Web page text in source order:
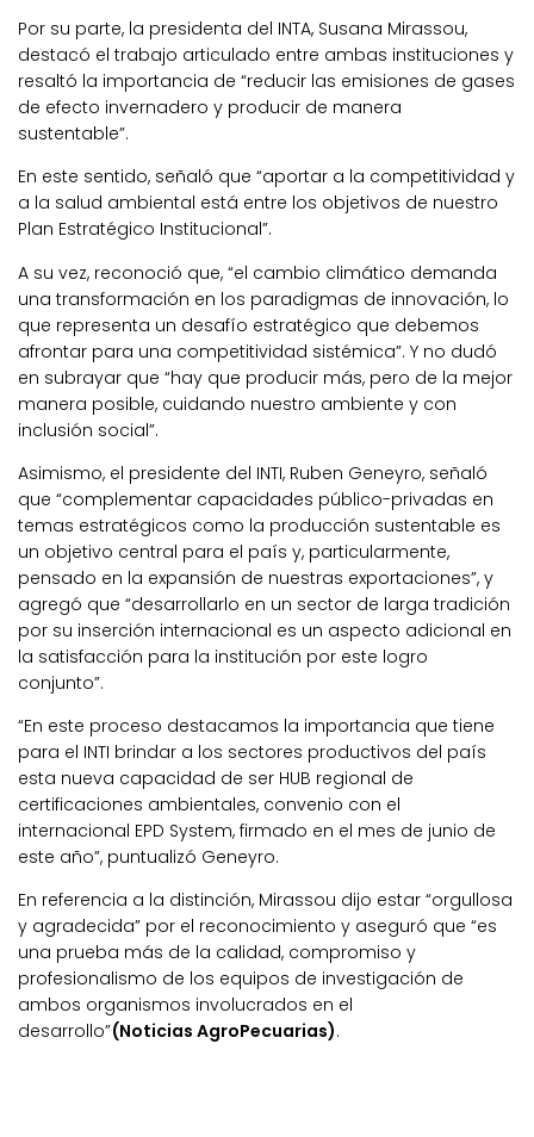
Por su parte, la presidenta del INTA, Susana Mirassou,
destacó el trabajo articulado entre ambas instituciones y
resaltó la importancia de “reducir las emisiones de gases
de efecto invernadero y producir de manera
sustentable”.
En este sentido, señaló que “aportar a la competitividad y
a la salud ambiental está entre los objetivos de nuestro
Plan Estratégico Institucional”.
A su vez, reconoció que, “el cambio climático demanda
una transformación en los paradigmas de innovación, lo
que representa un desafío estratégico que debemos
afrontar para una competitividad sistémica”. Y no dudó
en subrayar que “hay que producir más, pero de la mejor
manera posible, cuidando nuestro ambiente y con
inclusión social”.
Asimismo, el presidente del INTI, Ruben Geneyro, señaló
que “complementar capacidades público-privadas en
temas estratégicos como la producción sustentable es
un objetivo central para el país y, particularmente,
pensado en la expansión de nuestras exportaciones”, y
agregó que “desarrollarlo en un sector de larga tradición
por su inserción internacional es un aspecto adicional en
la satisfacción para la institución por este logro
conjunto”.
“En este proceso destacamos la importancia que tiene
para el INTI brindar a los sectores productivos del país
esta nueva capacidad de ser HUB regional de
certificaciones ambientales, convenio con el
internacional EPD System, firmado en el mes de junio de
este año”, puntualizó Geneyro.
En referencia a la distinción, Mirassou dijo estar “orgullosa
y agradecida” por el reconocimiento y aseguró que “es
una prueba más de la calidad, compromiso y
profesionalismo de los equipos de investigación de
ambos organismos involucrados en el
desarrollo”(Noticias AgroPecuarias).